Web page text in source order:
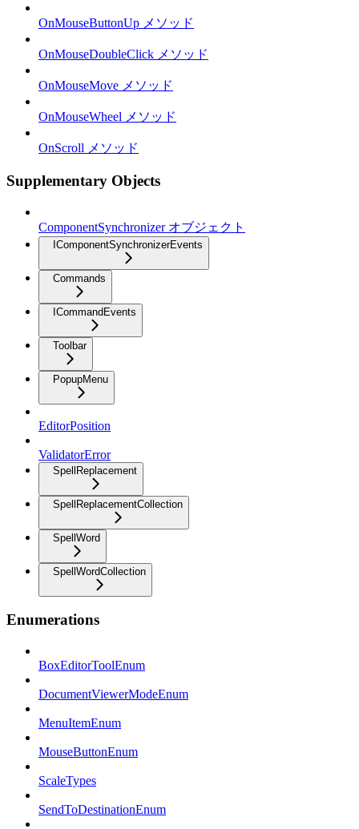
OnMouseButtonUp メソッド
OnMouseDoubleClick メソッド
OnMouseMove メソッド
OnMouseWheel メソッド
OnScroll メソッド
Supplementary Objects
ComponentSynchronizer オブジェクト
IComponentSynchronizerEvents
Commands
ICommandEvents
Toolbar
PopupMenu
EditorPosition
ValidatorError
SpellReplacement
SpellReplacementCollection
SpellWord
SpellWordCollection
Enumerations
BoxEditorToolEnum
DocumentViewerModeEnum
MenuItemEnum
MouseButtonEnum
ScaleTypes
SendToDestinationEnum